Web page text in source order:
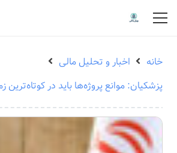
خانه
اخبار و تحلیل مالی
پزشکیان: موانع پروژه‌ها باید در